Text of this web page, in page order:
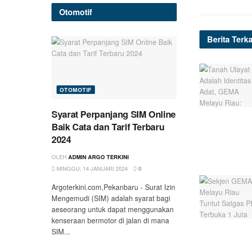
Berita
Otomotif
OTOMOTIF
Syarat Perpanjang SIM Online
Baik Cata dan Tarif Terbaru
2024
OLEH ADMIN ARGO TERKINI
MINGGU, 14 JANUARI 2024 0
Argoterkini.com,Pekanbaru - Surat Izin
Mengemudi (SIM) adalah syarat bagi
aeseorang untuk dapat menggunakan
kenseraan bermotor di jalan di mana
SIM...